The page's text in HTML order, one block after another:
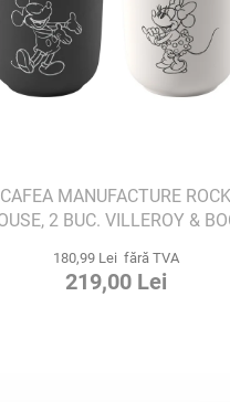
MANUFACTURE
2 BUC. VILLEROY &
180,99 Lei fără TVA
219,00 Lei